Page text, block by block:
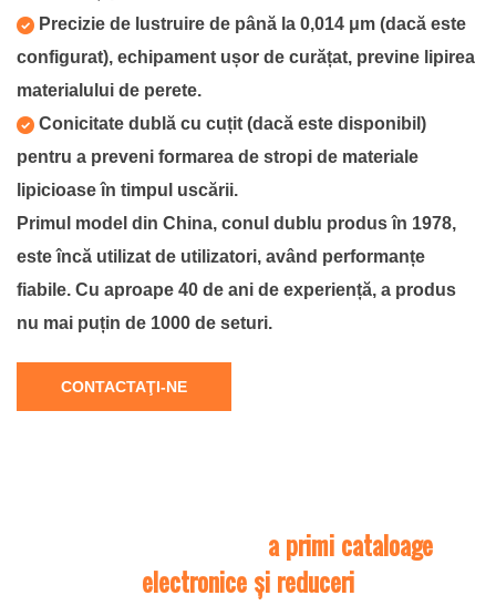
Precizie de lustruire de până la 0,014 μm (dacă este
configurat), echipament ușor de curățat, previne lipirea
materialului de perete.
Conicitate dublă cu cuțit (dacă este disponibil)
pentru a preveni formarea de stropi de materiale
lipicioase în timpul uscării.
Primul model din China, conul dublu produs în 1978,
este încă utilizat de utilizatori, având performanțe
fiabile. Cu aproape 40 de ani de experiență, a produs
nu mai puțin de 1000 de seturi.
CONTACTAŢI-NE
a primi cataloage
electronice și reduceri